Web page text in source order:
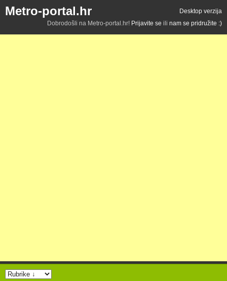
Metro-portal.hr
Desktop verzija
Dobrodošli na Metro-portal.hr! Prijavite se ili nam se pridružite :)